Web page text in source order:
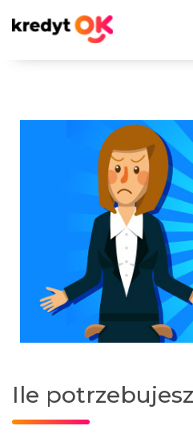
Ile